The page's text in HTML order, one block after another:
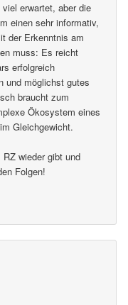
erwartet, aber die
einen sehr informativ,
der Erkenntnis am
muss: Es reicht
erfolgreich
und möglichst gutes
braucht zum
Ökosystem eines
Gleichgewicht.
wieder gibt und
Folgen!